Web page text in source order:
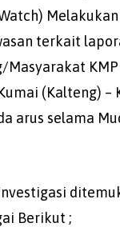
terkait
Masyarakat
(Kalteng) –
arus selama
Berikut ;